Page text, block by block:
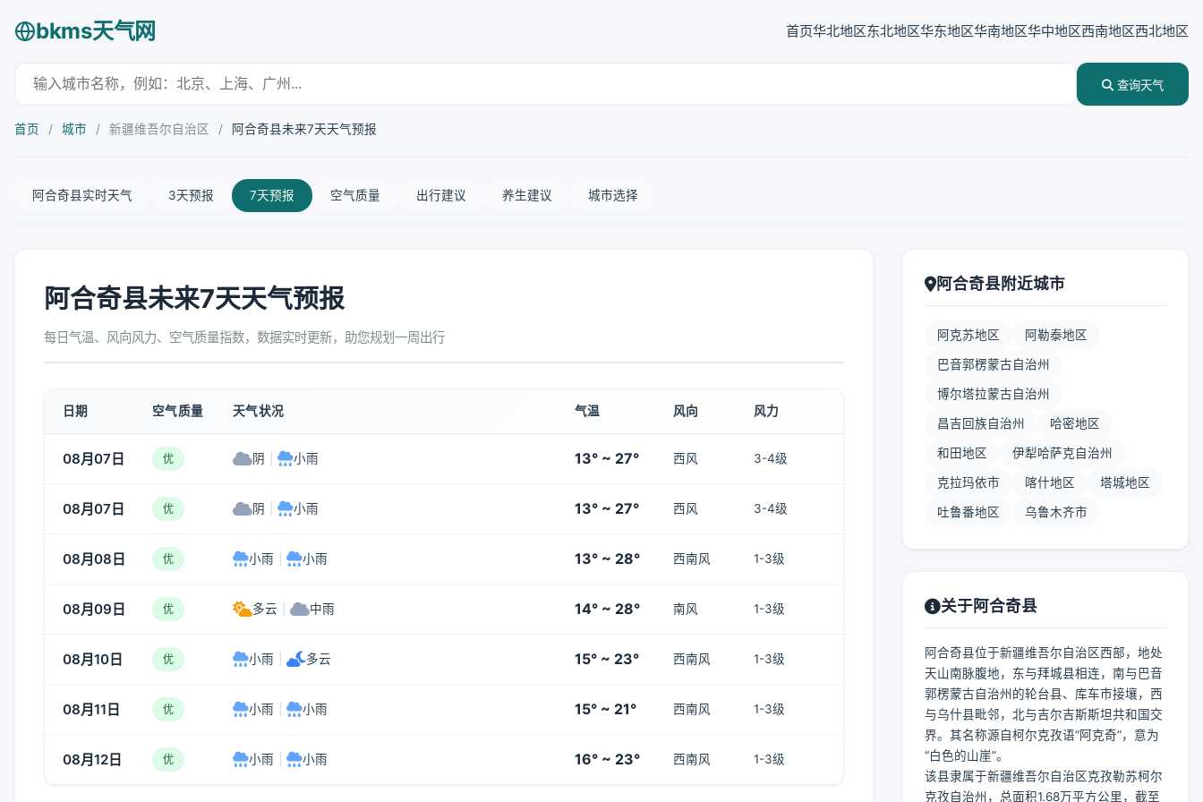
bkms天气网 首页华北地区东北地区华东地区华南地区华中地区西南地区西北地区
查询天气
首页 / 城市 / 新疆维吾尔自治区 / 阿合奇县未来7天天气预报
阿合奇县实时天气 3天预报 7天预报 空气质量 出行建议 养生建议 城市选择
阿合奇县未来7天天气预报
每日气温、风向风力、空气质量指数，数据实时更新，助您规划一周出行
日期 空气质量 天气状况 气温 风向 风力
08月07日 优 阴 小雨 13° ~ 27° 西风 3-4级
08月07日 优 阴 小雨 13° ~ 27° 西风 3-4级
08月08日 优 小雨 小雨 13° ~ 28° 西南风 1-3级
08月09日 优 多云 中雨 14° ~ 28° 南风 1-3级
08月10日 优 小雨 多云 15° ~ 23° 西南风 1-3级
08月11日 优 小雨 小雨 15° ~ 21° 西南风 1-3级
08月12日 优 小雨 小雨 16° ~ 23° 西南风 1-3级
阿合奇县附近城市
阿克苏地区 阿勒泰地区
巴音郭楞蒙古自治州
博尔塔拉蒙古自治州
昌吉回族自治州 哈密地区
和田地区 伊犁哈萨克自治州
克拉玛依市 喀什地区 塔城地区
吐鲁番地区 乌鲁木齐市
关于阿合奇县
阿合奇县位于新疆维吾尔自治区西部，地处
天山南脉腹地，东与拜城县相连，南与巴音
郭楞蒙古自治州的轮台县、库车市接壤，西
与乌什县毗邻，北与吉尔吉斯斯坦共和国交
界。其名称源自柯尔克孜语“阿克奇”，意为
“白色的山崖”。
该县隶属于新疆维吾尔自治区克孜勒苏柯尔
克孜自治州，总面积1.68万平方公里，截至